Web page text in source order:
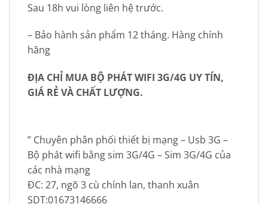
Sau 18h vui lòng liên hệ trước.
– Bảo hành sản phẩm 12 tháng. Hàng chính
hãng
ĐỊA CHỈ MUA BỘ PHÁT WIFI 3G/4G UY TÍN,
GIÁ RẺ VÀ CHẤT LƯỢNG.
” Chuyên phân phối thiết bị mạng – Usb 3G –
Bộ phát wifi bằng sim 3G/4G – Sim 3G/4G của
các nhà mạng
ĐC: 27, ngõ 3 cù chính lan, thanh xuân
SDT:01673146666